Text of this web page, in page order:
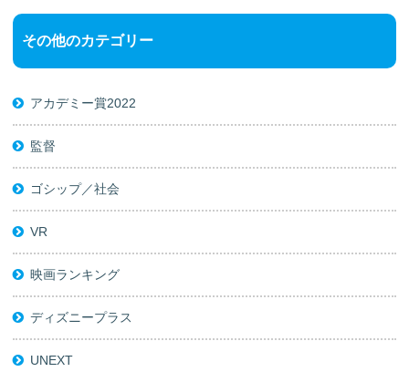
その他のカテゴリー
アカデミー賞2022
監督
ゴシップ／社会
VR
映画ランキング
ディズニープラス
UNEXT